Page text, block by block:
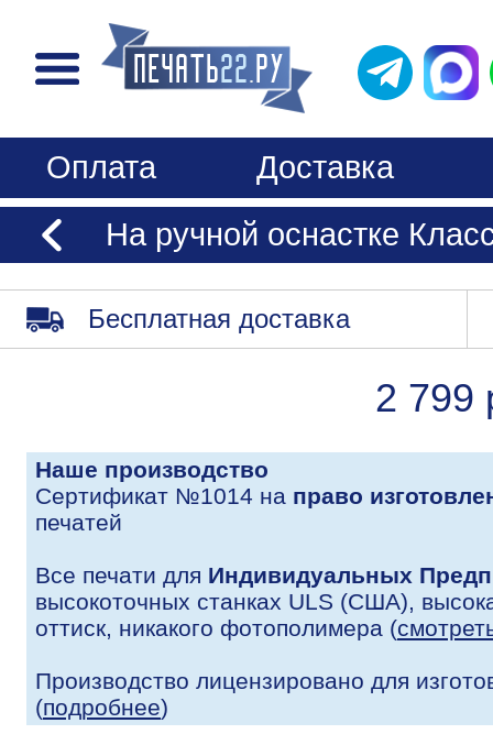
Оплата
Доставка
На ручной оснастке
Бесплатная доставка
2 799
Наше производство
Сертификат №1014 на право
печатей
Все печати для Индивидуальных
высокоточных станках ULS (США),
оттиск, никакого фотополимера (
Производство лицензировано для
(подробнее)